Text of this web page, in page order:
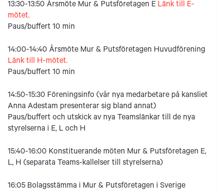
13:30-13:50 Årsmöte Mur & Putsföretagen E Länk till E-
mötet.
Paus/buffert 10 min
14:00-14:40 Årsmöte Mur & Putsföretagen Huvudförening
Länk till H-mötet.
Paus/buffert 10 min
14:50-15:30 Föreningsinfo (vår nya medarbetare på kansliet
Anna Adestam presenterar sig bland annat)
Paus/buffert och utskick av nya Teamslänkar till de nya
styrelserna i E, L och H
15:40-16:00 Konstituerande möten Mur & Putsföretagen E,
L, H (separata Teams-kallelser till styrelserna)
16:05 Bolagsstämma i Mur & Putsföretagen i Sverige